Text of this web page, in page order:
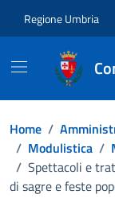
Regione Umbria
Home /
/ Modulistica /
/ Spettacoli e
di sagre e feste